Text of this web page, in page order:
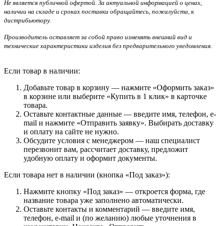
Не является публичной офертой. За актуальной информацией о ценах,
наличии на складе и сроках поставки обращайтесь, пожалуйста, к
дистрибьютору.
Производитель оставляет за собой право изменять внешний вид и
технические характеристики изделия без предварительного уведомления.
Если товар в наличии:
Добавьте товар в корзину — нажмите «Оформить заказ»
в корзине или выберите «Купить в 1 клик» в карточке
товара.
Оставьте контактные данные — введите имя, телефон, e-
mail и нажмите «Отправить заявку». Выбирать доставку
и оплату на сайте не нужно.
Обсудите условия с менеджером — наш специалист
перезвонит вам, рассчитает доставку, предложит
удобную оплату и оформит документы.
Если товара нет в наличии (кнопка «Под заказ»):
Нажмите кнопку «Под заказ» — откроется форма, где
название товара уже заполнено автоматически.
Оставьте контакты и комментарий — введите имя,
телефон, e-mail и (по желанию) любые уточнения в